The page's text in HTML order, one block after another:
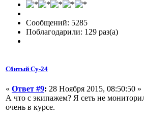
Сообщений: 5285
Поблагодарили: 129 раз(а)
Сбитый Су-24
« Ответ #9: 28 Ноября 2015, 08:50:50 »
А что с экипажем? Я сеть не
очень в курсе.